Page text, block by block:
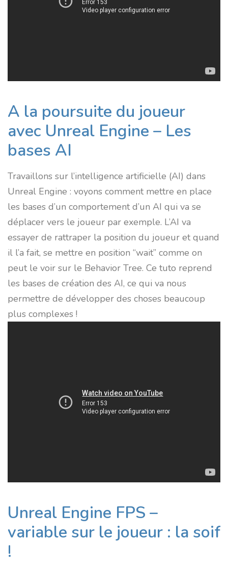
A la poursuite du joueur
avec Unreal Engine – Les
bases AI
Travaillons sur l’intelligence artificielle (AI) dans
Unreal Engine : voyons comment mettre en place
les bases d’un comportement d’un AI qui va se
déplacer vers le joueur par exemple. L’AI va
essayer de rattraper la position du joueur et quand
il l’a fait, se mettre en position “wait” comme on
peut le voir sur le Behavior Tree. Ce tuto reprend
les bases de création des AI, ce qui va nous
permettre de développer des choses beaucoup
plus complexes !
Unreal Engine FPS –
variable sur le joueur : la soif
!